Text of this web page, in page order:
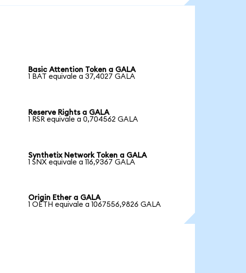
Basic Attention Token a GALA
1 BAT equivale a 37,4027 GALA
Reserve Rights a GALA
1 RSR equivale a 0,704562 GALA
Synthetix Network Token a GALA
1 SNX equivale a 116,9367 GALA
Origin Ether a GALA
1 OETH equivale a 1067556,9826 GALA